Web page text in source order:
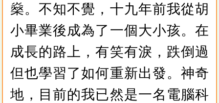
燊。不知不覺，十九年前我從胡
小畢業後成為了一個大小孩。在
成長的路上，有笑有淚，跌倒過
但也學習了如何重新出發。神奇
地，目前的我已然是一名電腦科